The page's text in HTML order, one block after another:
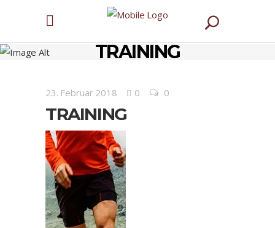
TRAINING
23. Februar 2018 0 0
TRAINING